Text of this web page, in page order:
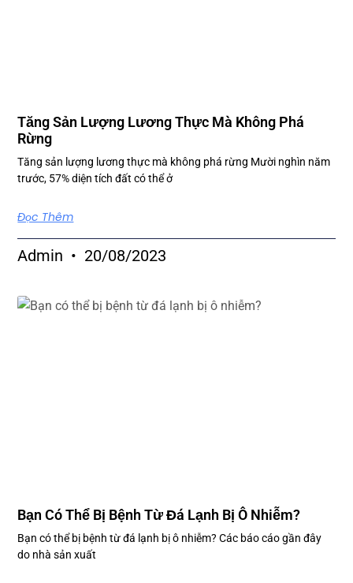
Tăng Sản Lượng Lương Thực Mà Không Phá
Rừng
Tăng sản lượng lương thực mà không phá rừng Mười nghìn năm
trước, 57% diện tích đất có thể ở
Đọc Thêm
Admin 20/08/2023
Bạn Có Thể Bị Bệnh Từ Đá Lạnh Bị Ô Nhiễm?
Bạn có thể bị bệnh từ đá lạnh bị ô nhiễm? Các báo cáo gần đây
do nhà sản xuất